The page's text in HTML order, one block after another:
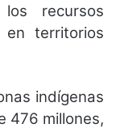
recursos
territorios
indígenas
476 millones,